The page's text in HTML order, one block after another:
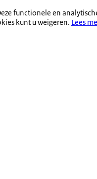
functionele en
kunt u weigeren. Lees